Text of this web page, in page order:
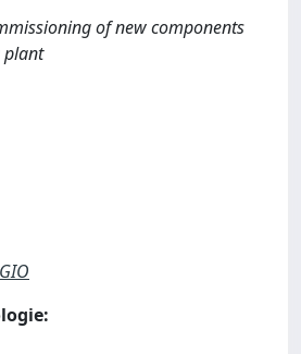
of new components
plant